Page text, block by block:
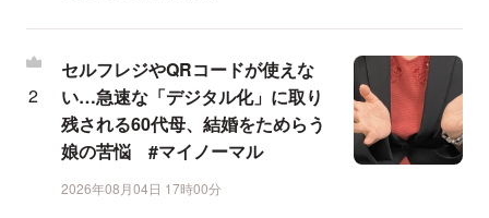
セルフレジやQRコードが使えな
い…急速な「デジタル化」に取り
残される60代母、結婚をためらう
娘の苦悩 #マイノーマル
2026年08月04日 17時00分